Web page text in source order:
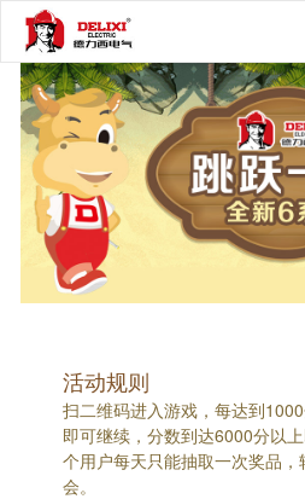
活动规则
扫二维码进入游戏，每达到
即可继续，分数到达6000分以
个用户每天只能抽取一次奖品
会。